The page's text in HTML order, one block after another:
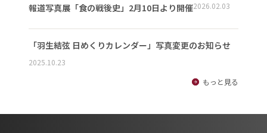
報道写真展「食の戦後史」2月10日より開催2026.02.03
「羽生結弦 日めくりカレンダー」写真変更のお知らせ
2025.10.23
もっと見る